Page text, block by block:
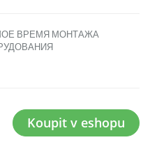
ВРЕМЯ МОНТАЖА
Koupit v eshopu